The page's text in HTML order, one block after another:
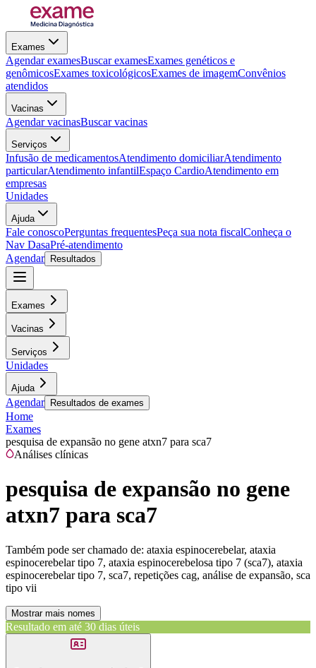
Exames
Agendar examesBuscar examesExames genéticos e
genômicosExames toxicológicosExames de imagemConvênios
atendidos
Vacinas
Agendar vacinasBuscar vacinas
Serviços
Infusão de medicamentosAtendimento domiciliarAtendimento
particularAtendimento infantilEspaço CardioAtendimento em
empresas
Unidades
Ajuda
Fale conoscoPerguntas frequentesPeça sua nota fiscalConheça o
Nav DasaPré-atendimento
Agendar
Resultados
Exames
Vacinas
Serviços
Unidades
Ajuda
Agendar Resultados de exames
Home
Exames
pesquisa de expansão no gene atxn7 para sca7
Análises clínicas
pesquisa de expansão no gene
atxn7 para sca7
Também pode ser chamado de: ataxia espinocerebelar, ataxia
espinocerebelar tipo 7, ataxia espinocerebelosa tipo 7 (sca7), ataxia
espinocerebelar tipo 7, sca7, repetições cag, análise de expansão, sca
tipo vii
Mostrar mais nomes
Resultado em até 30 dias úteis